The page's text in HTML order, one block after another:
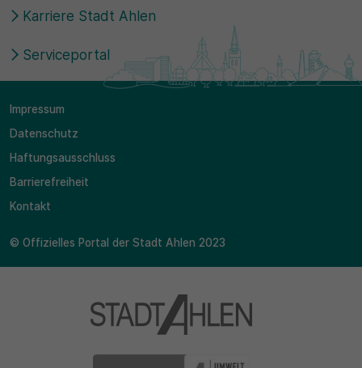
Karriere Stadt Ahlen
Serviceportal
Impressum
Datenschutz
Haftungsausschluss
Barrierefreiheit
Kontakt
© Offizielles Portal der Stadt Ahlen 2023